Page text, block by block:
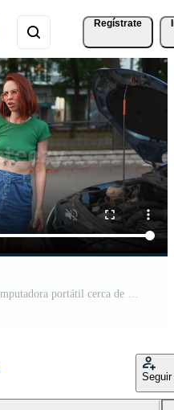
Regístrate
dos mujeres jóvenes miran una computadora portátil cerca de un auto atascado Vídeo Pro
Seguir